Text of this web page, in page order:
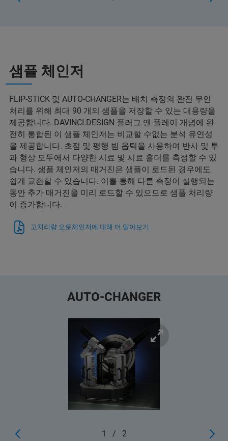
샘플 체인저
FLIP-STICK 및 AUTO-CHANGER는 배치 측정의 완전 무인
처리를 위해 최대 90 개의 샘플을 저장할 수 있는 대용량을
제공합니다. DAVINCI.DESIGN 플러그 앤 플레이 개념에 완
전히 통합된 이 샘플 체인저는 비교할 수없는 분석 유연성
을 제공합니다. 초점 및 평행 빔 옵틱을 사용하여 반사 및 투
과 형상 모두에서 다양한 시료 및 시료 홀더를 측정할 수 있
습니다. 샘플 체인저의 매거진은 샘플이 로드된 경우에도
쉽게 교환할 수 있습니다. 이를 통해 다른 측정이 실행되는
동안 추가 매거진을 미리 로드할 수 있으므로 샘플 처리량
이 증가합니다.
고처리량 오토체인저에 대해 더 알아보기
AUTO-CHANGER
1 / 2